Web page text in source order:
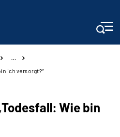
…
ich versorgt?“
Wie bin